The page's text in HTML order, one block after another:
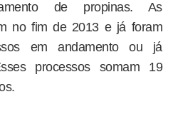
de propinas. As
no fim de 2013 e já foram
em andamento ou já
processos somam 19